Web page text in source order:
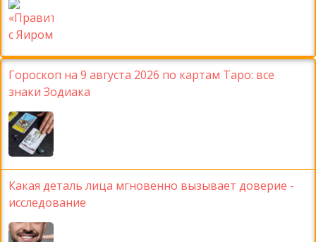
Гороскоп на 9 августа 2026 по картам Таро: все
знаки Зодиака
Какая деталь лица мгновенно вызывает доверие -
исследование